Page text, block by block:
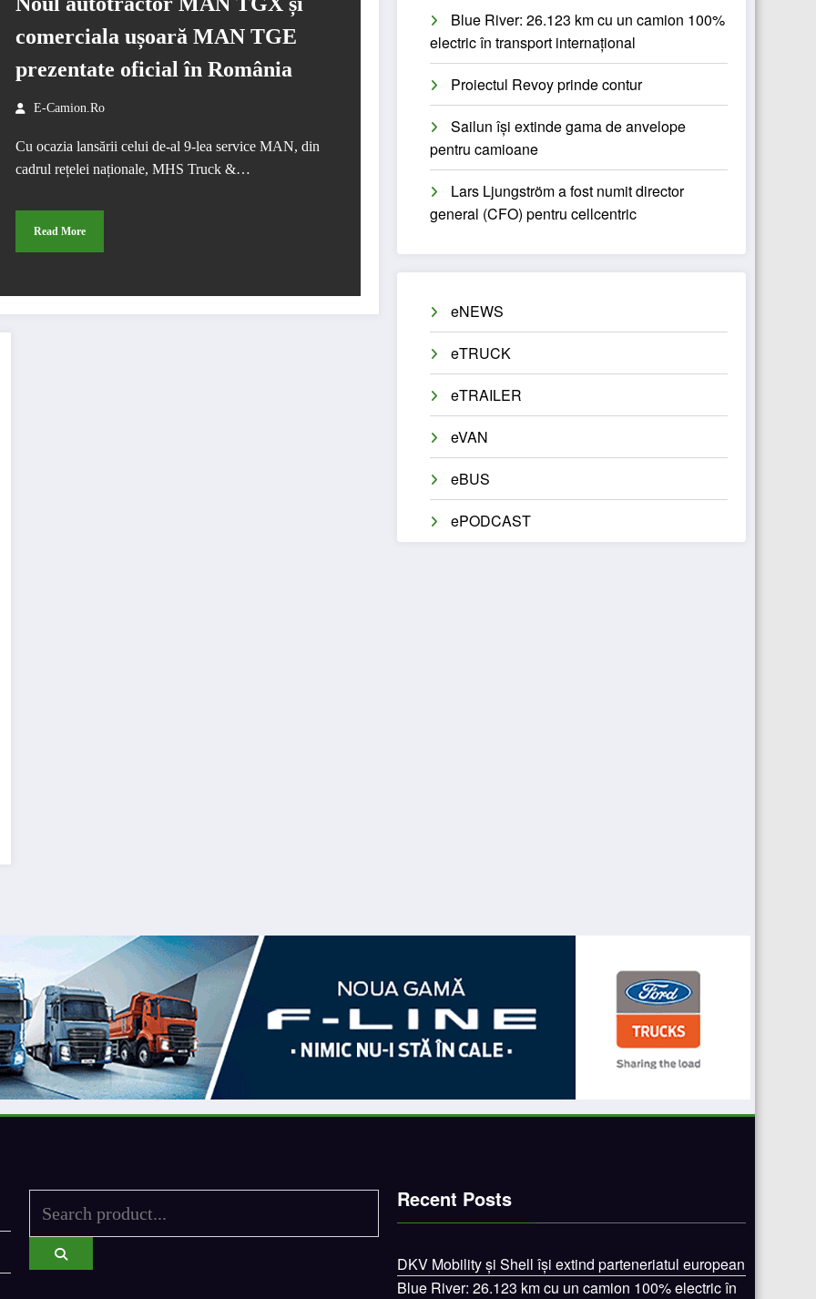
comerciala ușoară MAN TGE
prezentate oficial în România
E-Camion.ro
Cu ocazia lansării celui de-al 9-lea service MAN, din
cadrul rețelei naționale, MHS Truck &…
Read More
Blue River: 26.123 km cu un camion 100%
electric în transport internațional
Proiectul Revoy prinde contur
Sailun își extinde gama de anvelope
pentru camioane
Lars Ljungström a fost numit director
general (CFO) pentru cellcentric
eNEWS
eTRUCK
eTRAILER
eVAN
eBUS
ePODCAST
Recent Posts
DKV Mobility și Shell își extind parteneriatul european
Blue River: 26.123 km cu un camion 100% electric în